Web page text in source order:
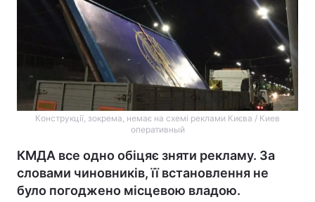
Конструкції, зокрема, немає на схемі реклами Києва / Киев
оперативный
КМДА все одно обіцяє зняти рекламу. За
словами чиновників, її встановлення не
було погоджено місцевою владою.